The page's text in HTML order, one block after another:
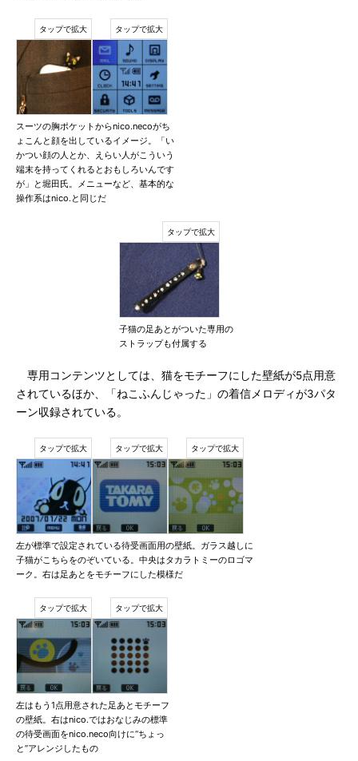
スーツの胸ポケットからnico.necoがち
ょこんと顔を出しているイメージ。「い
かつい顔の人とか、えらい人がこういう
端末を持ってくれるとおもしろいんです
が」と堀田氏。メニューなど、基本的な
操作系はnico.と同じだ
子猫の足あとがついた専用の
ストラップも付属する
専用コンテンツとしては、猫をモチーフにした壁紙が5点用意
されているほか、「ねこふんじゃった」の着信メロディが3パタ
ーン収録されている。
左が標準で設定されている待受画面用の壁紙。ガラス越しに
子猫がこちらをのぞいている。中央はタカラトミーのロゴマ
ーク。右は足あとをモチーフにした模様だ
左はもう1点用意された足あとモチーフ
の壁紙。右はnico.ではおなじみの標準
の待受画面をnico.neco向けに“ちょっ
と”アレンジしたもの